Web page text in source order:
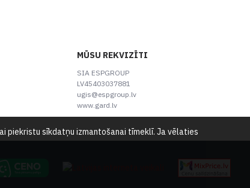
MŪSU REKVIZĪTI
SIA ESPGROUP
LV45403037881
ugis@espgroup.lv
www.gard.lv
piekristu sīkdatņu izmantošanai tīmeklī. Ja vēlaties